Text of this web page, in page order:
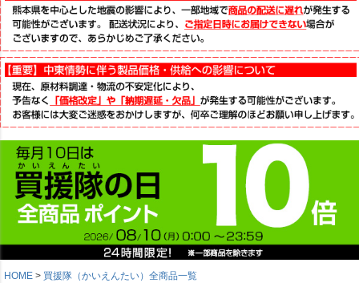
HOME
買援隊（かいえんたい）全商品一覧